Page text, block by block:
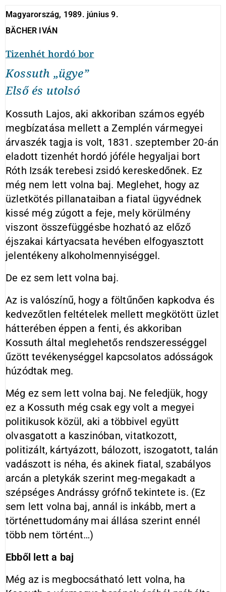
Magyarország, 1989. június 9.
BÄCHER IVÁN
Tizenhét hordó bor
Kossuth „ügye”
Első és utolsó
Kossuth Lajos, aki akkoriban számos egyéb
megbízatása mellett a Zemplén vármegyei
árvaszék tagja is volt, 1831. szeptember 20-án
eladott tizenhét hordó jóféle hegyaljai bort
Róth Izsák terebesi zsidó kereskedőnek. Ez
még nem lett volna baj. Meglehet, hogy az
üzletkötés pillanataiban a fiatal ügyvédnek
kissé még zúgott a feje, mely körülmény
viszont összefüggésbe hozható az előző
éjszakai kártyacsata hevében elfogyasztott
jelentékeny alkoholmennyiséggel.
De ez sem lett volna baj.
Az is valószínű, hogy a föltűnően kapkodva és
kedvezőtlen feltételek mellett megkötött üzlet
hátterében éppen a fenti, és akkoriban
Kossuth által meglehetős rendszerességgel
űzött tevékenységgel kapcsolatos adósságok
húzódtak meg.
Még ez sem lett volna baj. Ne feledjük, hogy
ez a Kossuth még csak egy volt a megyei
politikusok közül, aki a többivel együtt
olvasgatott a kaszinóban, vitatkozott,
politizált, kártyázott, bálozott, iszogatott, talán
vadászott is néha, és akinek fiatal, szabályos
arcán a pletykák szerint meg-megakadt a
szépséges Andrássy grófnő tekintete is. (Ez
sem lett volna baj, annál is inkább, mert a
történettudomány mai állása szerint ennél
több nem történt…)
Ebből lett a baj
Még az is megbocsátható lett volna, ha